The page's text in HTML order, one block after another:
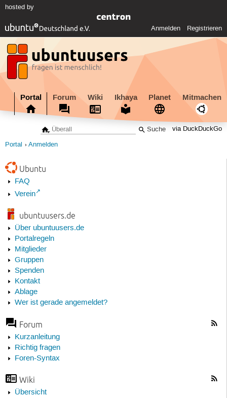
hosted by
Anmelden Registrieren
Portal Forum Wiki Ikhaya Planet Mitmachen
via DuckDuckGo
Portal Anmelden
Ubuntu
FAQ
Verein
ubuntuusers.de
Über ubuntuusers.de
Portalregeln
Mitglieder
Gruppen
Spenden
Kontakt
Ablage
Wer ist gerade angemeldet?
Forum
Kurzanleitung
Richtig fragen
Foren-Syntax
Wiki
Übersicht